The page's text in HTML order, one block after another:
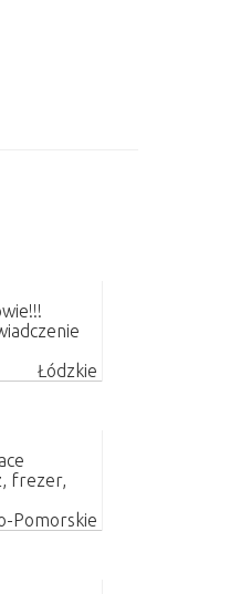
Łódzkie
frezer,
Pomorskie